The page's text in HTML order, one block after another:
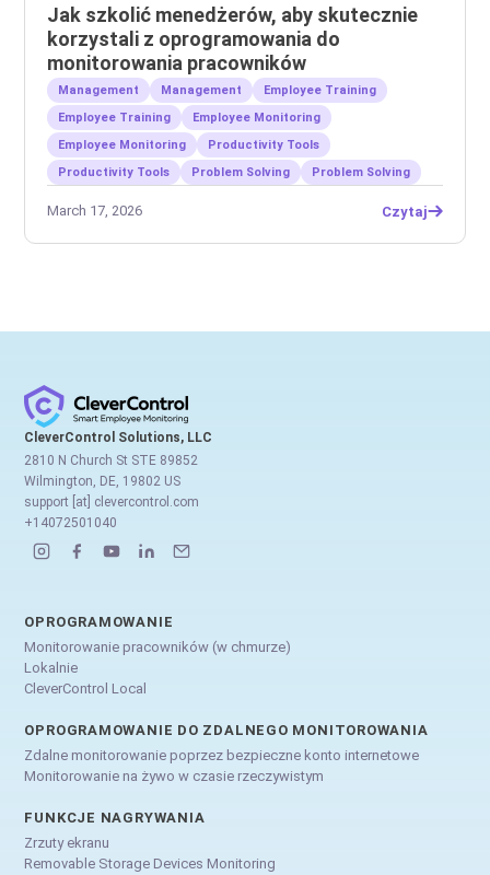
Jak szkolić menedżerów, aby skutecznie
korzystali z oprogramowania do
monitorowania pracowników
Management Management
Employee Training
Employee Training
Employee Monitoring
Employee Monitoring
Productivity Tools
Productivity Tools
Problem Solving Problem Solving
March 17, 2026 Czytaj
CleverControl Solutions, LLC
2810 N Church St STE 89852
Wilmington, DE, 19802 US
support [at] clevercontrol.com
+14072501040
OPROGRAMOWANIE
Monitorowanie pracowników (w chmurze)
Lokalnie
CleverControl Local
OPROGRAMOWANIE DO ZDALNEGO MONITOROWANIA
Zdalne monitorowanie poprzez bezpieczne konto internetowe
Monitorowanie na żywo w czasie rzeczywistym
FUNKCJE NAGRYWANIA
Zrzuty ekranu
Removable Storage Devices Monitoring